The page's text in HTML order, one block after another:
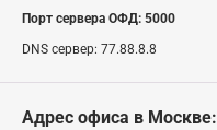
Порт сервера ОФД: 5000
DNS сервер: 77.88.8.8
Адрес офиса в Москве: